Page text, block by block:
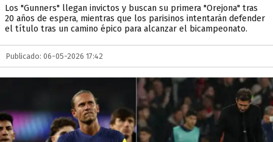
Los "Gunners" llegan invictos y buscan su primera "Orejona" tras
20 años de espera, mientras que los parisinos intentarán defender
el título tras un camino épico para alcanzar el bicampeonato.
Publicado: 06-05-2026 17:42